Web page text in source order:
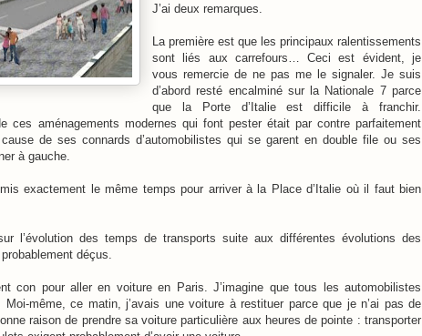
J’ai deux remarques.
La première est que les principaux ralentissements
sont liés aux carrefours… Ceci est évident, je
vous remercie de ne pas me le signaler. Je suis
d’abord resté encalminé sur la Nationale 7 parce
que la Porte d’Italie est difficile à franchir.
ces aménagements modernes qui font pester était par contre parfaitement
de ses connards d’automobilistes qui se garent en double file ou ses
à gauche.
exactement le même temps pour arriver à la Place d’Italie où il faut bien
l’évolution des temps de transports suite aux différentes évolutions des
déçus.
con pour aller en voiture en Paris. J’imagine que tous les automobilistes
même, ce matin, j’avais une voiture à restituer parce que je n’ai pas de
raison de prendre sa voiture particulière aux heures de pointe : transporter